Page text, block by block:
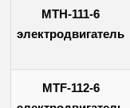
МТН-111-6
электродвигатель
MTF-112-6